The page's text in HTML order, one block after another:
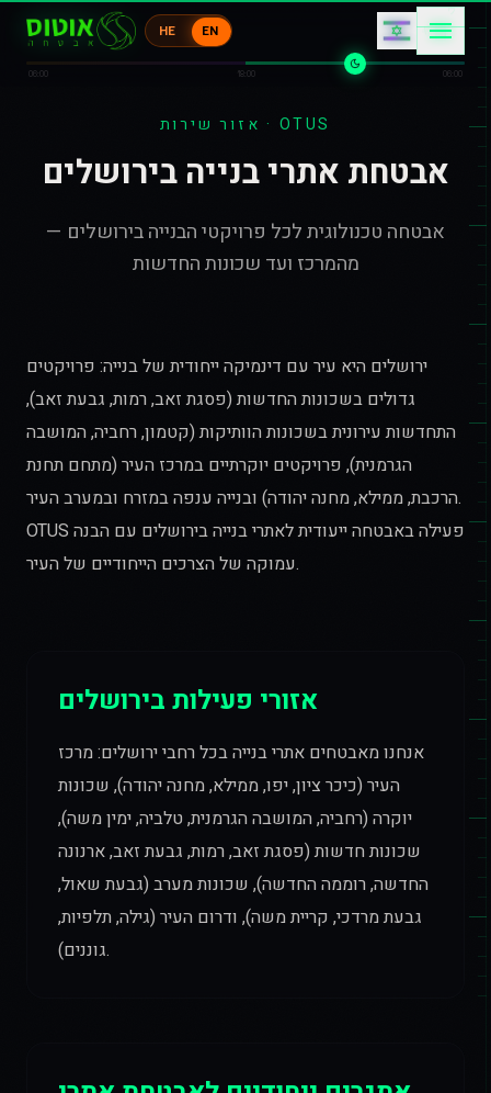
HE EN
コ
オ
1
06:00 18:00 06:00
אזור שירות · OTUS
אבטחת אתרי בנייה בירושלים
אבטחה טכנולוגית לכל פרויקטי הבנייה בירושלים —
מהמרכז ועד שכונות החדשות
ירושלים היא עיר עם דינמיקה ייחודית של בנייה: פרויקטים
גדולים בשכונות החדשות (פסגת זאב, רמות, גבעת זאב),
התחדשות עירונית בשכונות הוותיקות (קטמון, רחביה, המושבה
הגרמנית), פרויקטים יוקרתיים במרכז העיר (מתחם תחנת
הרכבת, ממילא, מחנה יהודה) ובנייה ענפה במזרח ובמערב העיר.
OTUS פעילה באבטחה ייעודית לאתרי בנייה בירושלים עם הבנה
עמוקה של הצרכים הייחודיים של העיר.
אזורי פעילות בירושלים
אנחנו מאבטחים אתרי בנייה בכל רחבי ירושלים: מרכז
העיר (כיכר ציון, יפו, ממילא, מחנה יהודה), שכונות
יוקרה (רחביה, המושבה הגרמנית, טלביה, ימין משה),
שכונות חדשות (פסגת זאב, רמות, גבעת זאב, ארנונה
החדשה, רוממה החדשה), שכונות מערב (גבעת שאול,
גבעת מרדכי, קריית משה), ודרום העיר (גילה, תלפיות,
גוננים).